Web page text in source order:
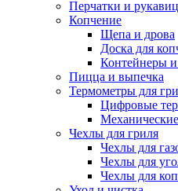
Перчатки и
Копчение
Щепа и дрова
Доска для
Контейнеры и
Пицца и выпечка
Термометры для
Цифровые
Чехлы для гриля
Чехлы для
Чехлы для
Чехлы для